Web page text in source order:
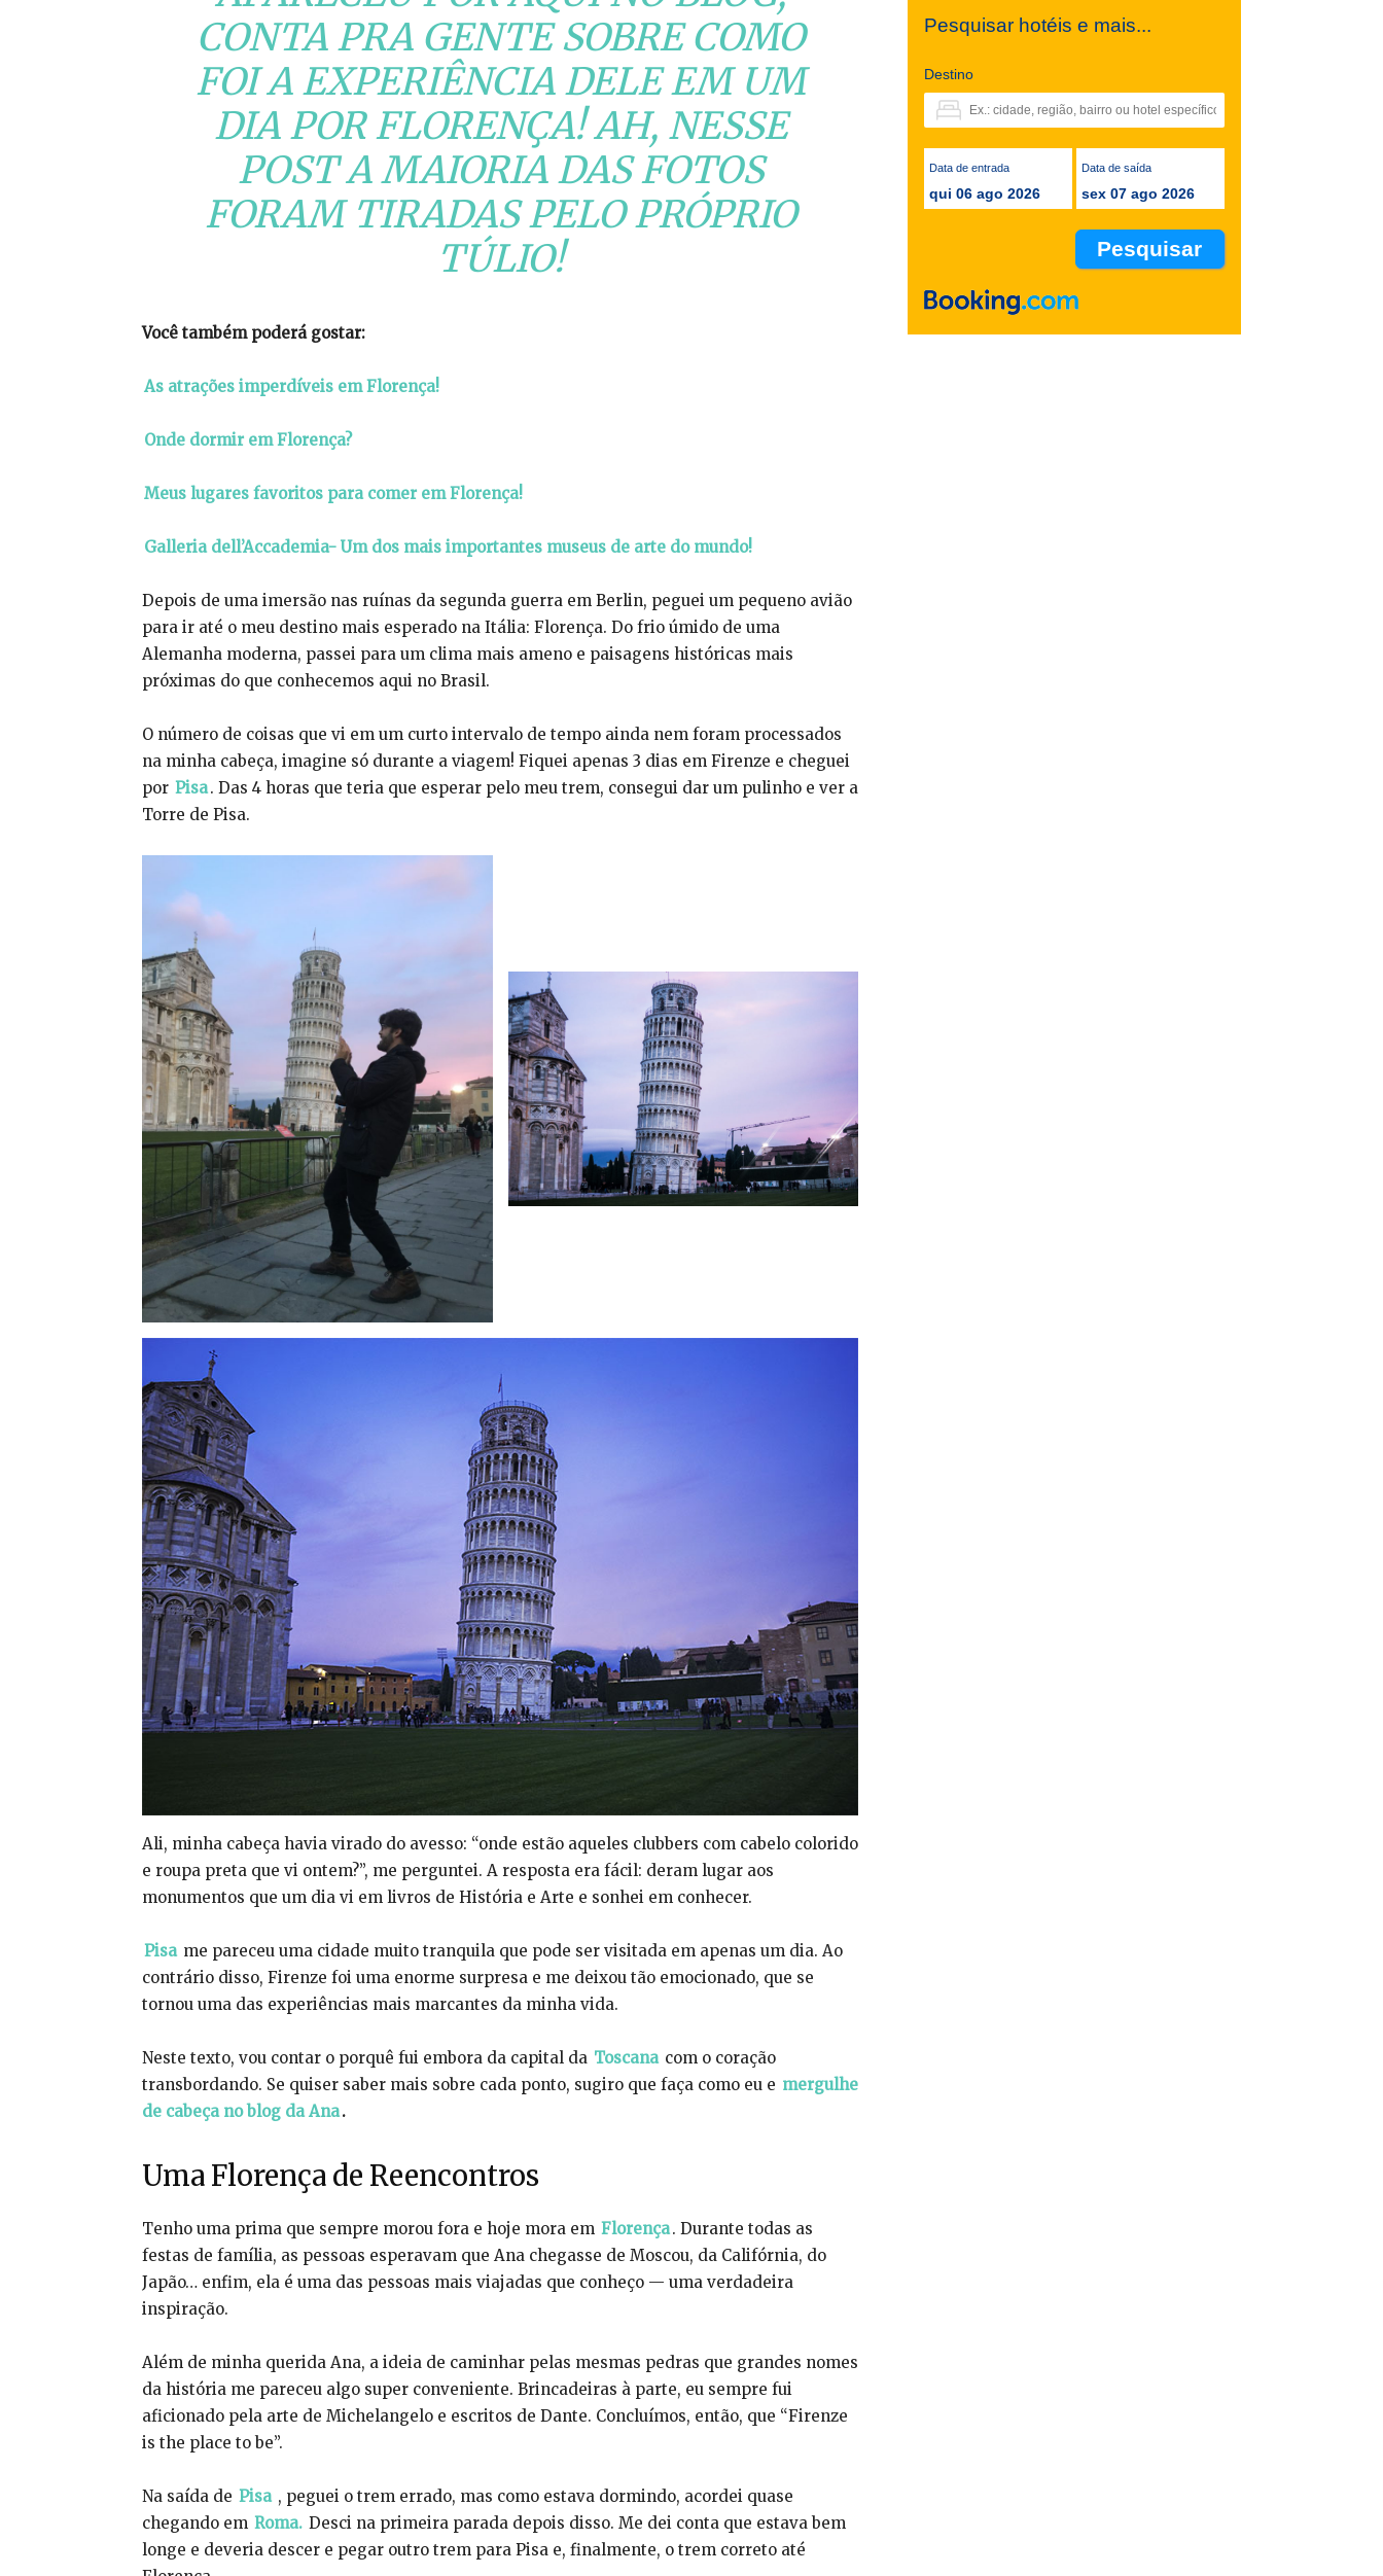
CONTA PRA GENTE SOBRE COMO
FOI A EXPERIÊNCIA DELE EM UM
DIA POR FLORENÇA! AH, NESSE
POST A MAIORIA DAS FOTOS
FORAM TIRADAS PELO PRÓPRIO
TÚLIO!
Você também poderá gostar:
As atrações imperdíveis em Florença!
Onde dormir em Florença?
Meus lugares favoritos para comer em Florença!
Galleria dell’Accademia- Um dos mais importantes museus de arte do mundo!
Depois de uma imersão nas ruínas da segunda guerra em Berlin, peguei um pequeno avião
para ir até o meu destino mais esperado na Itália: Florença. Do frio úmido de uma
Alemanha moderna, passei para um clima mais ameno e paisagens históricas mais
próximas do que conhecemos aqui no Brasil.
O número de coisas que vi em um curto intervalo de tempo ainda nem foram processados
na minha cabeça, imagine só durante a viagem! Fiquei apenas 3 dias em Firenze e cheguei
por Pisa. Das 4 horas que teria que esperar pelo meu trem, consegui dar um pulinho e ver a
Torre de Pisa.
Ali, minha cabeça havia virado do avesso: “onde estão aqueles clubbers com cabelo colorido
e roupa preta que vi ontem?”, me perguntei. A resposta era fácil: deram lugar aos
monumentos que um dia vi em livros de História e Arte e sonhei em conhecer.
Pisa me pareceu uma cidade muito tranquila que pode ser visitada em apenas um dia. Ao
contrário disso, Firenze foi uma enorme surpresa e me deixou tão emocionado, que se
tornou uma das experiências mais marcantes da minha vida.
Neste texto, vou contar o porquê fui embora da capital da Toscana com o coração
transbordando. Se quiser saber mais sobre cada ponto, sugiro que faça como eu e mergulhe
de cabeça no blog da Ana.
Uma Florença de Reencontros
Tenho uma prima que sempre morou fora e hoje mora em Florença. Durante todas as
festas de família, as pessoas esperavam que Ana chegasse de Moscou, da Califórnia, do
Japão… enfim, ela é uma das pessoas mais viajadas que conheço — uma verdadeira
inspiração.
Além de minha querida Ana, a ideia de caminhar pelas mesmas pedras que grandes nomes
da história me pareceu algo super conveniente. Brincadeiras à parte, eu sempre fui
aficionado pela arte de Michelangelo e escritos de Dante. Concluímos, então, que “Firenze
is the place to be”.
Na saída de Pisa , peguei o trem errado, mas como estava dormindo, acordei quase
chegando em Roma. Desci na primeira parada depois disso. Me dei conta que estava bem
longe e deveria descer e pegar outro trem para Pisa e, finalmente, o trem correto até
Pesquisar hotéis e mais...
Destino
Data de entrada
qui 06 ago 2026
Data de saída
sex 07 ago 2026